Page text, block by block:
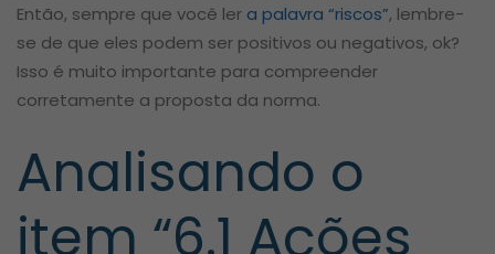
Então, sempre que você ler a palavra “riscos”, lembre-
se de que eles podem ser positivos ou negativos, ok?
Isso é muito importante para compreender
corretamente a proposta da norma.
Analisando o
item “6.1 Ações